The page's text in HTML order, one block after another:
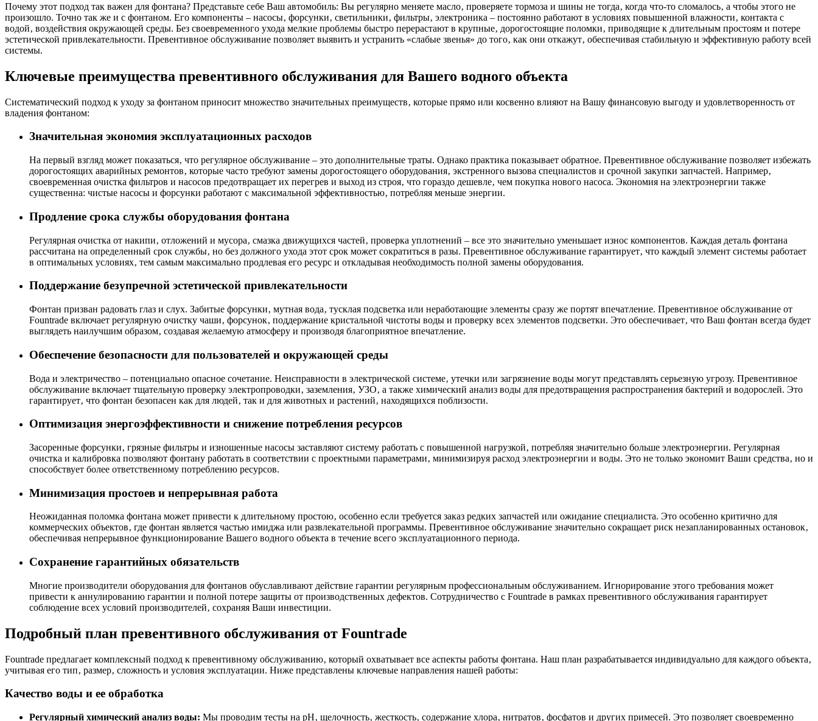
Почему этот подход так важен для фонтана? Представьте себе Ваш автомобиль: Вы регулярно меняете масло‚ проверяете тормоза и шины не тогда‚ когда что-то сломалось‚ а чтобы этого не
произошло. Точно так же и с фонтаном. Его компоненты – насосы‚ форсунки‚ светильники‚ фильтры‚ электроника – постоянно работают в условиях повышенной влажности‚ контакта с
водой‚ воздействия окружающей среды. Без своевременного ухода мелкие проблемы быстро перерастают в крупные‚ дорогостоящие поломки‚ приводящие к длительным простоям и потере
эстетической привлекательности. Превентивное обслуживание позволяет выявить и устранить «слабые звенья» до того‚ как они откажут‚ обеспечивая стабильную и эффективную работу всей
системы.
Ключевые преимущества превентивного обслуживания для Вашего водного объекта
Систематический подход к уходу за фонтаном приносит множество значительных преимуществ‚ которые прямо или косвенно влияют на Вашу финансовую выгоду и удовлетворенность от
владения фонтаном:
Значительная экономия эксплуатационных расходов
На первый взгляд может показаться‚ что регулярное обслуживание – это дополнительные траты. Однако практика показывает обратное. Превентивное обслуживание позволяет избежать
дорогостоящих аварийных ремонтов‚ которые часто требуют замены дорогостоящего оборудования‚ экстренного вызова специалистов и срочной закупки запчастей. Например‚
своевременная очистка фильтров и насосов предотвращает их перегрев и выход из строя‚ что гораздо дешевле‚ чем покупка нового насоса. Экономия на электроэнергии также
существенна: чистые насосы и форсунки работают с максимальной эффективностью‚ потребляя меньше энергии.
Продление срока службы оборудования фонтана
Регулярная очистка от накипи‚ отложений и мусора‚ смазка движущихся частей‚ проверка уплотнений – все это значительно уменьшает износ компонентов. Каждая деталь фонтана
рассчитана на определенный срок службы‚ но без должного ухода этот срок может сократиться в разы. Превентивное обслуживание гарантирует‚ что каждый элемент системы работает
в оптимальных условиях‚ тем самым максимально продлевая его ресурс и откладывая необходимость полной замены оборудования.
Поддержание безупречной эстетической привлекательности
Фонтан призван радовать глаз и слух. Забитые форсунки‚ мутная вода‚ тусклая подсветка или неработающие элементы сразу же портят впечатление. Превентивное обслуживание от
Fountrade включает регулярную очистку чаши‚ форсунок‚ поддержание кристальной чистоты воды и проверку всех элементов подсветки. Это обеспечивает‚ что Ваш фонтан всегда будет
выглядеть наилучшим образом‚ создавая желаемую атмосферу и производя благоприятное впечатление.
Обеспечение безопасности для пользователей и окружающей среды
Вода и электричество – потенциально опасное сочетание. Неисправности в электрической системе‚ утечки или загрязнение воды могут представлять серьезную угрозу. Превентивное
обслуживание включает тщательную проверку электропроводки‚ заземления‚ УЗО‚ а также химический анализ воды для предотвращения распространения бактерий и водорослей. Это
гарантирует‚ что фонтан безопасен как для людей‚ так и для животных и растений‚ находящихся поблизости.
Оптимизация энергоэффективности и снижение потребления ресурсов
Засоренные форсунки‚ грязные фильтры и изношенные насосы заставляют систему работать с повышенной нагрузкой‚ потребляя значительно больше электроэнергии. Регулярная
очистка и калибровка позволяют фонтану работать в соответствии с проектными параметрами‚ минимизируя расход электроэнергии и воды. Это не только экономит Ваши средства‚ но и
способствует более ответственному потреблению ресурсов.
Минимизация простоев и непрерывная работа
Неожиданная поломка фонтана может привести к длительному простою‚ особенно если требуется заказ редких запчастей или ожидание специалиста. Это особенно критично для
коммерческих объектов‚ где фонтан является частью имиджа или развлекательной программы. Превентивное обслуживание значительно сокращает риск незапланированных остановок‚
обеспечивая непрерывное функционирование Вашего водного объекта в течение всего эксплуатационного периода.
Сохранение гарантийных обязательств
Многие производители оборудования для фонтанов обуславливают действие гарантии регулярным профессиональным обслуживанием. Игнорирование этого требования может
привести к аннулированию гарантии и полной потере защиты от производственных дефектов. Сотрудничество с Fountrade в рамках превентивного обслуживания гарантирует
соблюдение всех условий производителей‚ сохраняя Ваши инвестиции.
Подробный план превентивного обслуживания от Fountrade
Fountrade предлагает комплексный подход к превентивному обслуживанию‚ который охватывает все аспекты работы фонтана. Наш план разрабатывается индивидуально для каждого объекта‚
учитывая его тип‚ размер‚ сложность и условия эксплуатации. Ниже представлены ключевые направления нашей работы:
Качество воды и ее обработка
Регулярный химический анализ воды: Мы проводим тесты на pH‚ щелочность‚ жесткость‚ содержание хлора‚ нитратов‚ фосфатов и других примесей. Это позволяет своевременно